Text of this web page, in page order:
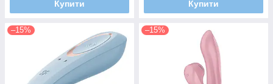
Купити Купити
–15% –15%